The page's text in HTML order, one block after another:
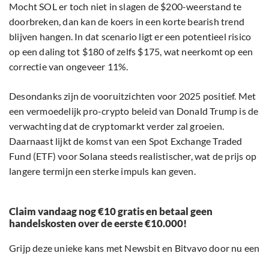
Mocht SOL er toch niet in slagen de $200-weerstand te
doorbreken, dan kan de koers in een korte bearish trend
blijven hangen. In dat scenario ligt er een potentieel risico
op een daling tot $180 of zelfs $175, wat neerkomt op een
correctie van ongeveer 11%.
Desondanks zijn de vooruitzichten voor 2025 positief. Met
een vermoedelijk pro-crypto beleid van Donald Trump is de
verwachting dat de cryptomarkt verder zal groeien.
Daarnaast lijkt de komst van een Spot Exchange Traded
Fund (ETF) voor Solana steeds realistischer, wat de prijs op
langere termijn een sterke impuls kan geven.
Claim vandaag nog €10 gratis en betaal geen
handelskosten over de eerste €10.000!
Grijp deze unieke kans met Newsbit en Bitvavo door nu een